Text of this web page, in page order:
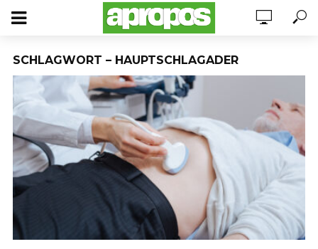
SCHLAGWORT – HAUPTSCHLAGADER